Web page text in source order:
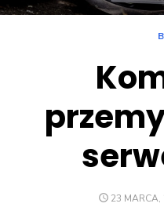
POSTED
23 MARCA,